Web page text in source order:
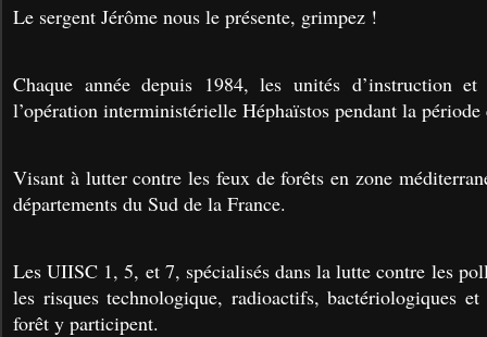
Le sergent Jérôme nous le présente, grimpez !
Chaque année depuis 1984, les unités d’instruction
l’opération interministérielle Héphaïstos pendant la période
Visant à lutter contre les feux de forêts en zone
départements du Sud de la France.
Les UIISC 1, 5, et 7, spécialisés dans la lutte contre les
les risques technologique, radioactifs, bactériologiques
forêt y participent.